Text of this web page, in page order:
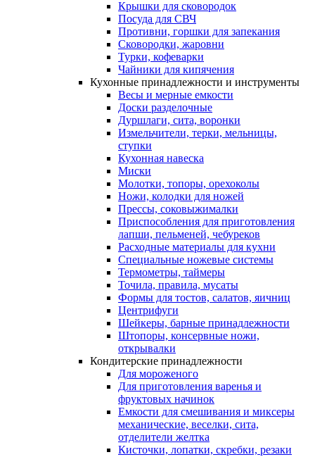
Крышки для сковородок
Посуда для СВЧ
Противни, горшки для запекания
Сковородки, жаровни
Турки, кофеварки
Чайники для кипячения
Кухонные принадлежности и инструменты
Весы и мерные емкости
Доски разделочные
Дуршлаги, сита, воронки
Измельчители, терки, мельницы,
ступки
Кухонная навеска
Миски
Молотки, топоры, орехоколы
Ножи, колодки для ножей
Прессы, соковыжималки
Приспособления для приготовления
лапши, пельменей, чебуреков
Расходные материалы для кухни
Специальные ножевые системы
Термометры, таймеры
Точила, правила, мусаты
Формы для тостов, салатов, яичниц
Центрифуги
Шейкеры, барные принадлежности
Штопоры, консервные ножи,
открывалки
Кондитерские принадлежности
Для мороженого
Для приготовления варенья и
фруктовых начинок
Емкости для смешивания и миксеры
механические, веселки, сита,
отделители желтка
Кисточки, лопатки, скребки, резаки